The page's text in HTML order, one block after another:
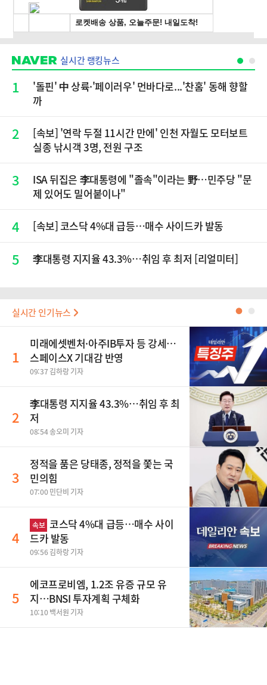
실시간 랭킹뉴스
1
'돌핀' 中 상륙·'페이러우' 먼바다로...'찬홈' 동해 향할
까
2
[속보] '연락 두절 11시간 만에' 인천 자월도 모터보트
실종 낚시객 3명, 전원 구조
3
ISA 뒤집은 李대통령에 "졸속"이라는 野…민주당 "문
제 있어도 밀어붙이나"
4 [속보] 코스닥 4%대 급등…매수 사이드카 발동
5 李대통령 지지율 43.3%…취임 후 최저 [리얼미터]
실시간 인기뉴스 ●
1
미래에셋벤처·아주IB투자 등 강세…
스페이스X 기대감 반영
09:37 김하랑 기자
2
李대통령 지지율 43.3%…취임 후 최
저
08:54 송오미 기자
3
정적을 품은 당태종, 정적을 쫓는 국
민의힘
07:00 민단비 기자
4
속보 코스닥 4%대 급등…매수 사이
드카 발동
09:56 김하랑 기자
5
에코프로비엠, 1.2조 유증 규모 유
지…BNSI 투자계획 구체화
10:10 백서원 기자